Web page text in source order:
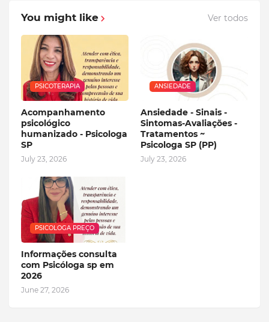
You might like Ver todos
PSICOTERAPIA
Acompanhamento
psicológico
humanizado - Psicologa
SP
July 23, 2026
ANSIEDADE
Ansiedade - Sinais -
Sintomas-Avaliações -
Tratamentos ~
Psicologa SP (PP)
July 23, 2026
PSICOLOGA PREÇO
Informações consulta
com Psicóloga sp em
2026
June 27, 2026